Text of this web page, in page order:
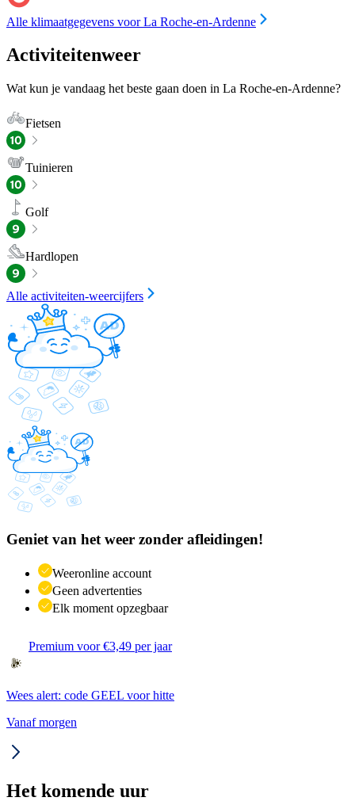
Alle klimaatgegevens voor La Roche-en-Ardenne
Activiteitenweer
Wat kun je vandaag het beste gaan doen in La Roche-en-Ardenne?
Fietsen
Tuinieren
Golf
Hardlopen
Alle activiteiten-weercijfers
Geniet van het weer zonder afleidingen!
Weeronline account
Geen advertenties
Elk moment opzegbaar
Premium voor €3,49 per jaar
Wees alert: code GEEL voor hitte
Vanaf morgen
Het komende uur